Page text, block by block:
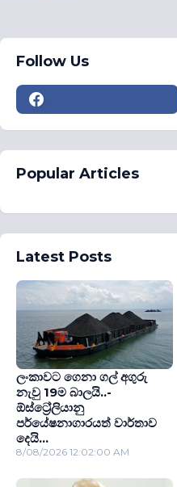
Follow Us
Popular Articles
Latest Posts
ලංකාවට ගෙනා ගල් අගුරු
නැවු 19ම බාලයි..-
ඕස්ට්‍රේලියානු
පර්යේෂනාගාරයත් වාර්තාව
දෙයි...
8/08/2026 12:02:00 AM